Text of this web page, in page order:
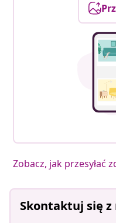
Zobacz, jak przesyłać
Skontaktuj się z